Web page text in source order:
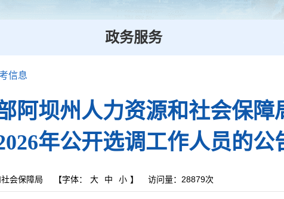
政务服务
信息
阿坝州人力资源和社会保障
年公开选调工作人员的公
会保障局 【字体： 大 中 小 】 访问量： 28879次